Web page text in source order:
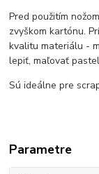
Pred použitím
zvyškom kartónu.
kvalitu materiálu -
lepiť, maľovať
Sú ideálne pre
Parametre